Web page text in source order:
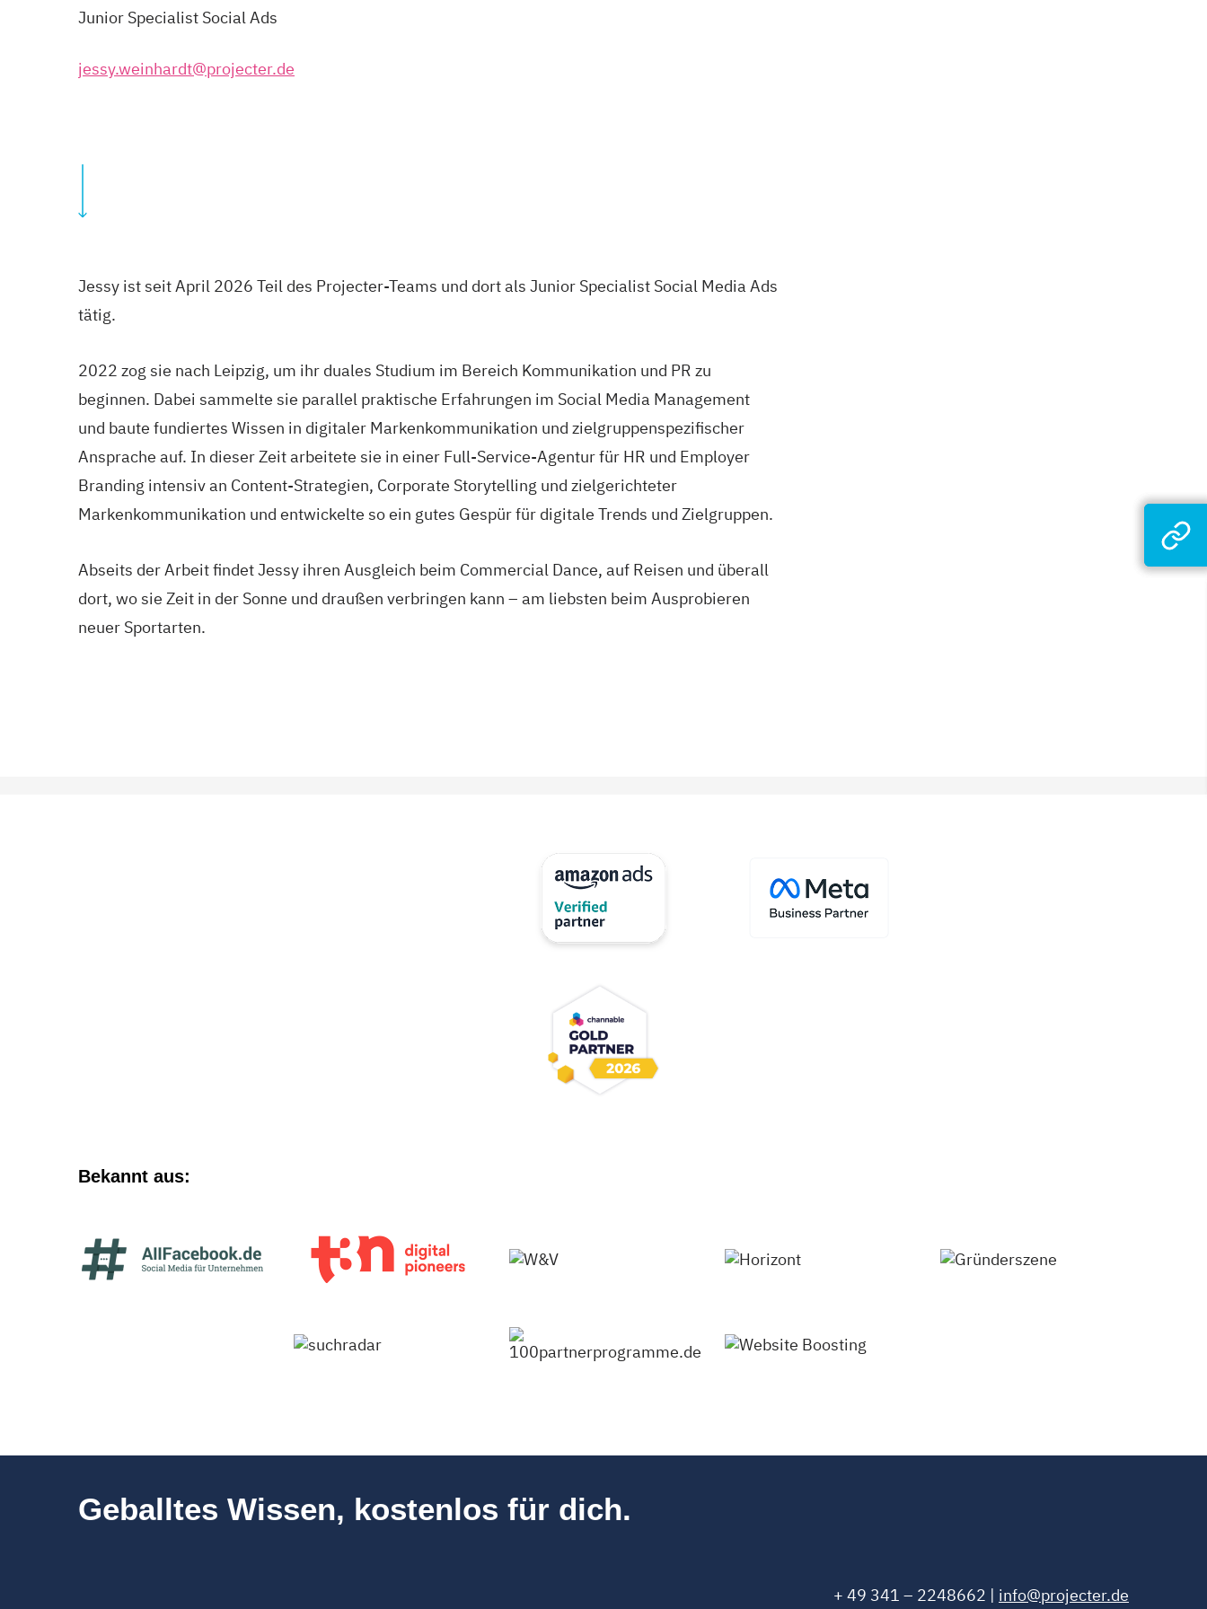
Junior Specialist Social Ads
jessy.weinhardt@projecter.de
Jessy ist seit April 2026 Teil des Projecter-Teams und dort als Junior Specialist Social Media Ads
tätig.
2022 zog sie nach Leipzig, um ihr duales Studium im Bereich Kommunikation und PR zu
beginnen. Dabei sammelte sie parallel praktische Erfahrungen im Social Media Management
und baute fundiertes Wissen in digitaler Markenkommunikation und zielgruppenspezifischer
Ansprache auf. In dieser Zeit arbeitete sie in einer Full-Service-Agentur für HR und Employer
Branding intensiv an Content-Strategien, Corporate Storytelling und zielgerichteter
Markenkommunikation und entwickelte so ein gutes Gespür für digitale Trends und Zielgruppen.
Abseits der Arbeit findet Jessy ihren Ausgleich beim Commercial Dance, auf Reisen und überall
dort, wo sie Zeit in der Sonne und draußen verbringen kann – am liebsten beim Ausprobieren
neuer Sportarten.
Bekannt aus:
Geballtes Wissen, kostenlos für dich.
+ 49 341 – 2248662 | info@projecter.de